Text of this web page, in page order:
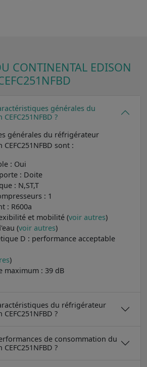
CONTINENTAL EDISON
générales du
?
générales du réfrigérateur
sont :
: Oui
: Doite
: N,ST,T
: 1
: R600a
et mobilité (voir autres)
(voir autres)
D : performance acceptable
)
maximum : 39 dB
du réfrigérateur
?
de consommation du
?